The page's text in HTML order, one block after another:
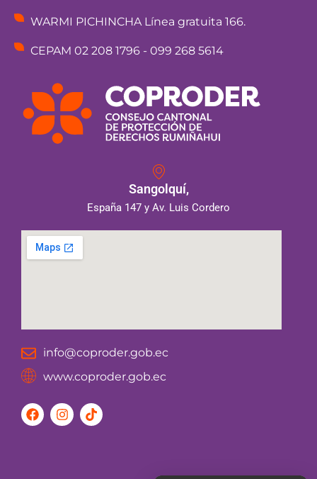
WARMI PICHINCHA Línea gratuita 166.
CEPAM 02 208 1796 - 099 268 5614
Sangolquí,
España 147 y Av. Luis Cordero
info@coproder.gob.ec
www.coproder.gob.ec
F
a
I
n
T
i